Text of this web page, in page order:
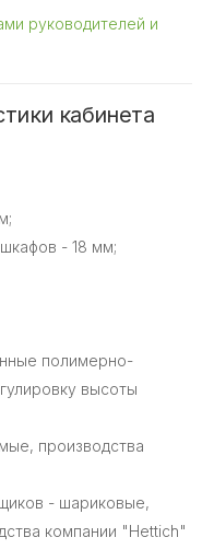
руководителей и
кабинета
- 18 мм;
полимерно-
высоты
производства
- шариковые,
компании "Hettich"